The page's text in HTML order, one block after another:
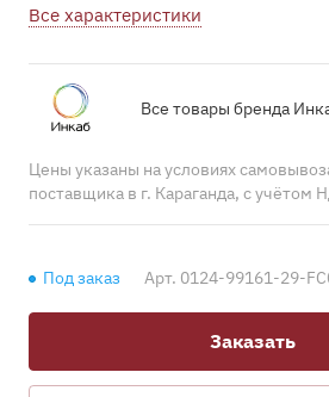
Все характеристики
Все товары бренда
Цены указаны на условиях
поставщика в г. Караганда, с учётом
Под заказ Арт. 0124-99161-29-
Заказать